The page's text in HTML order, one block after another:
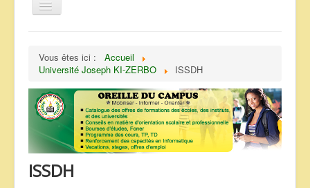
Basculer
la
REPERTOIRE
QUI SOMMES NOUS ?
NOS SERVICES
FAQ
CONTACTS
TELECHARGEMENTS
Vous êtes ici :
Accueil
Université Joseph KI-ZERBO
ISSDH
ISSDH